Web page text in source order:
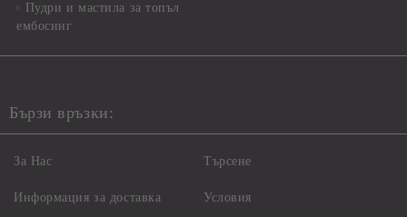
Пудри и мастила за топъл
ембосинг
Бързи връзки:
За Нас
Информация за доставка
Търсене
Условия